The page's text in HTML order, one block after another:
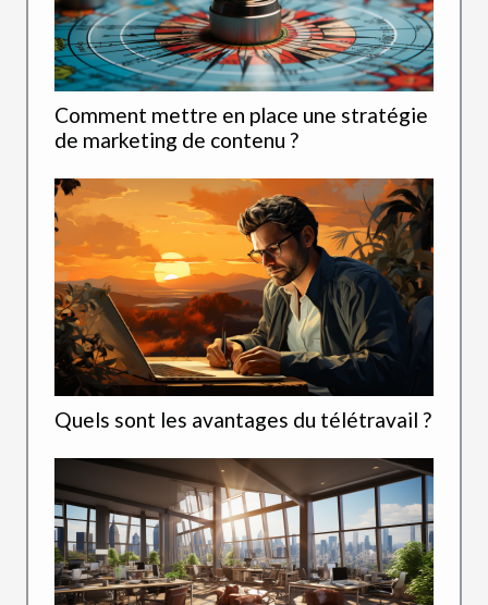
Comment mettre en place une stratégie
de marketing de contenu ?
Quels sont les avantages du télétravail ?